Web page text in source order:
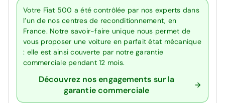
Votre Fiat 500 a été contrôlée par nos experts dans
l’un de nos centres de reconditionnement, en
France. Notre savoir-faire unique nous permet de
vous proposer une voiture en parfait état mécanique
: elle est ainsi couverte par notre garantie
commerciale pendant 12 mois.
Découvrez nos engagements sur la
garantie commerciale